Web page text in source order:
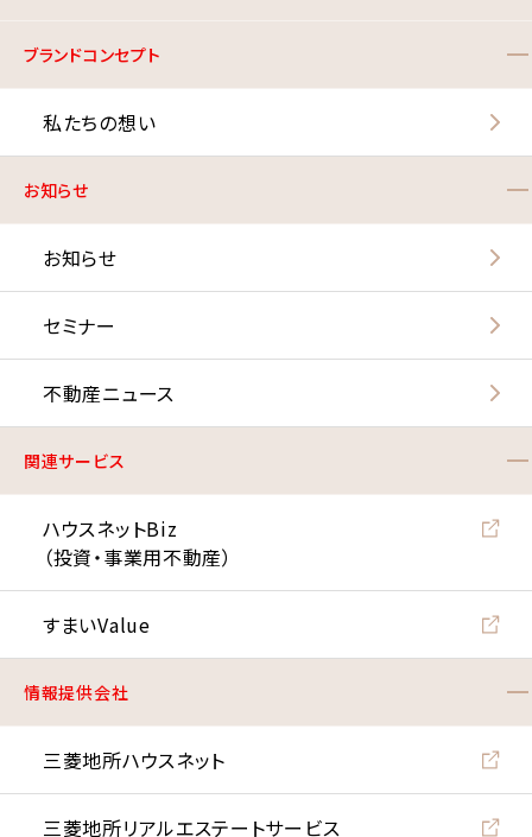
ブランドコンセプト
私たちの想い
お知らせ
お知らせ
セミナー
不動産ニュース
関連サービス
ハウスネットBiz
（投資・事業用不動産）
すまいValue
情報提供会社
三菱地所ハウスネット
三菱地所リアルエステートサービス